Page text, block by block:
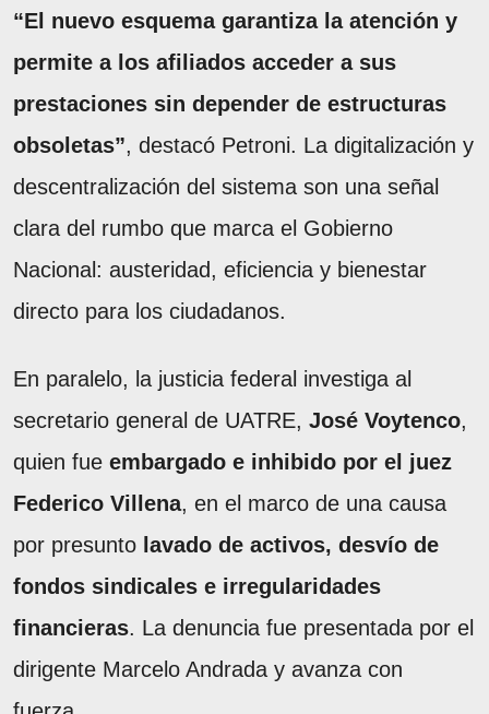
“El nuevo esquema garantiza la atención y
permite a los afiliados acceder a sus
prestaciones sin depender de estructuras
obsoletas”, destacó Petroni. La digitalización y
descentralización del sistema son una señal
clara del rumbo que marca el Gobierno
Nacional: austeridad, eficiencia y bienestar
directo para los ciudadanos.
En paralelo, la justicia federal investiga al
secretario general de UATRE, José Voytenco,
quien fue embargado e inhibido por el juez
Federico Villena, en el marco de una causa
por presunto lavado de activos, desvío de
fondos sindicales e irregularidades
financieras. La denuncia fue presentada por el
dirigente Marcelo Andrada y avanza con